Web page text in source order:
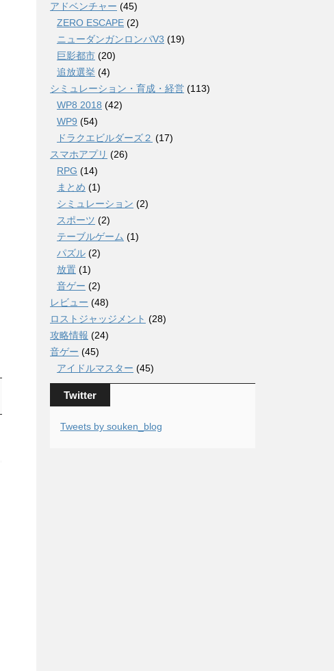
アドベンチャー (45)
ZERO ESCAPE (2)
ニューダンガンロンパV3 (19)
巨影都市 (20)
追放選挙 (4)
シミュレーション・育成・経営 (113)
WP8 2018 (42)
WP9 (54)
ドラクエビルダーズ２ (17)
スマホアプリ (26)
RPG (14)
まとめ (1)
シミュレーション (2)
スポーツ (2)
テーブルゲーム (1)
パズル (2)
放置 (1)
音ゲー (2)
レビュー (48)
ロストジャッジメント (28)
攻略情報 (24)
音ゲー (45)
アイドルマスター (45)
Twitter
Tweets by souken_blog